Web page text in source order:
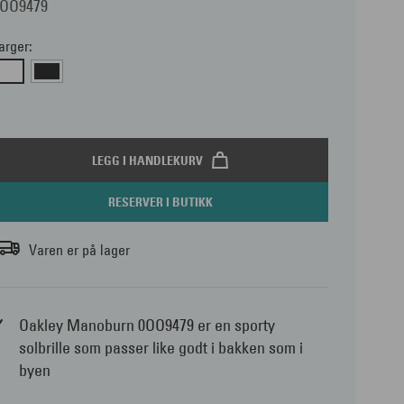
LEGG I HANDLEKURV
RESERVER I BUTIKK
Varen er på lager
Oakley Manoburn 0OO9479 er en sporty
solbrille som passer like godt i bakken som i
byen